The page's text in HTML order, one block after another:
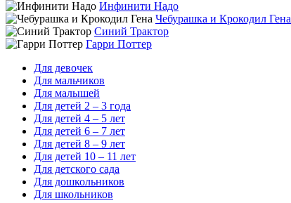
Инфинити Надо
Чебурашка и Крокодил Гена
Синий Трактор
Гарри Поттер
Для девочек
Для мальчиков
Для малышей
Для детей 2 – 3 года
Для детей 4 – 5 лет
Для детей 6 – 7 лет
Для детей 8 – 9 лет
Для детей 10 – 11 лет
Для детского сада
Для дошкольников
Для школьников